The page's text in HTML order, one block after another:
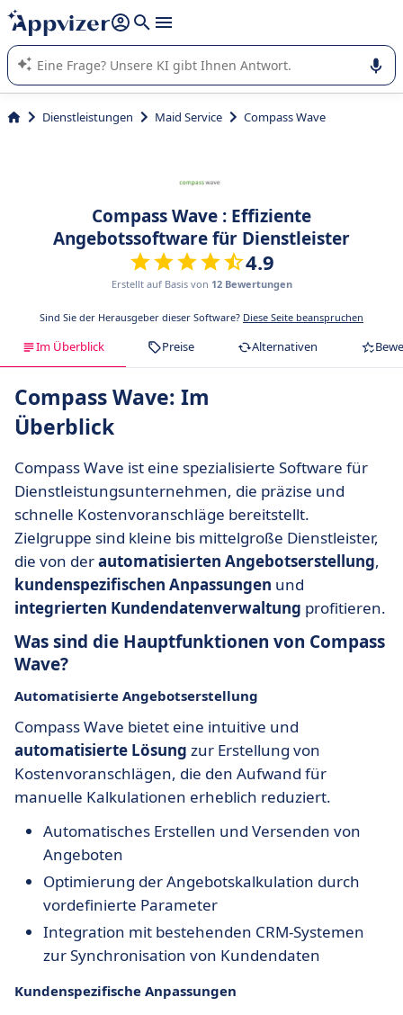
beantworten (mehrere Zeilen mit
Die KI von Appvizer führt Sie bei der Nutzung oder Auswahl
von SaaS-Software in Unternehmen.
Dienstleistungen Maid Service Compass Wave
Compass Wave : Effiziente
Angebotssoftware für Dienstleister
4.9
Erstellt auf Basis von 12 Bewertungen
Sind Sie der Herausgeber dieser Software? Diese Seite beanspruchen
Im Überblick Preise Alternativen
Compass Wave: Im
Überblick
Compass Wave ist eine spezialisierte Software für
Dienstleistungsunternehmen, die präzise und
schnelle Kostenvoranschläge bereitstellt.
Zielgruppe sind kleine bis mittelgroße Dienstleister,
die von derautomatisierten Angebotserstellung,
kundenspezifischen Anpassungen und
integrierten Kundendatenverwaltung profitieren.
Was sind die Hauptfunktionen von Compass
Wave?
Automatisierte Angebotserstellung
Compass Wave bietet eine intuitive und
automatisierte Lösung zur Erstellung von
Kostenvoranschlägen, die den Aufwand für
manuelle Kalkulationen erheblich reduziert.
Automatisches Erstellen und Versenden von
Angeboten
Optimierung der Angebotskalkulation durch
vordefinierte Parameter
Integration mit bestehenden CRM-Systemen
zur Synchronisation von Kundendaten
Kundenspezifische Anpassungen